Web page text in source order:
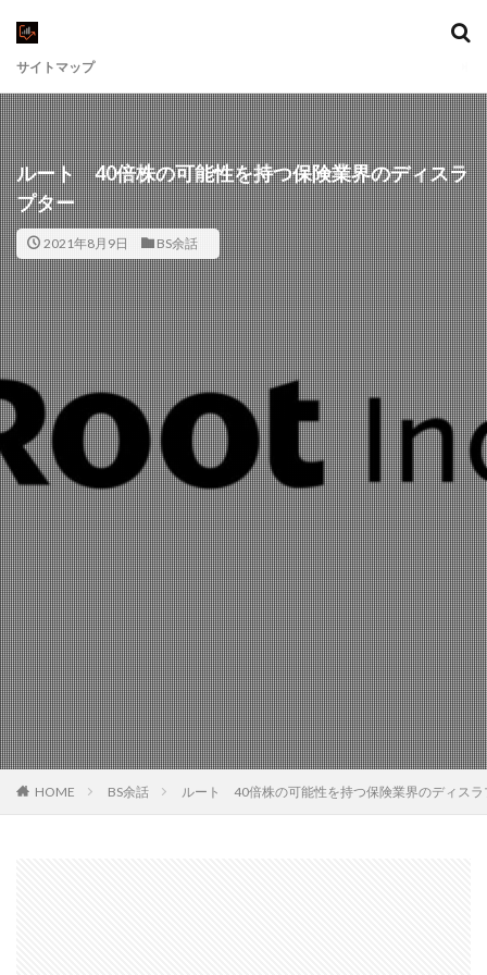
サイトマップ
ルート 40倍株の可能性を持つ保険業界のディスラ
プター
2021年8月9日 BS余話
HOME BS余話 ルート 40倍株の可能性を持つ保険業界のディスラ